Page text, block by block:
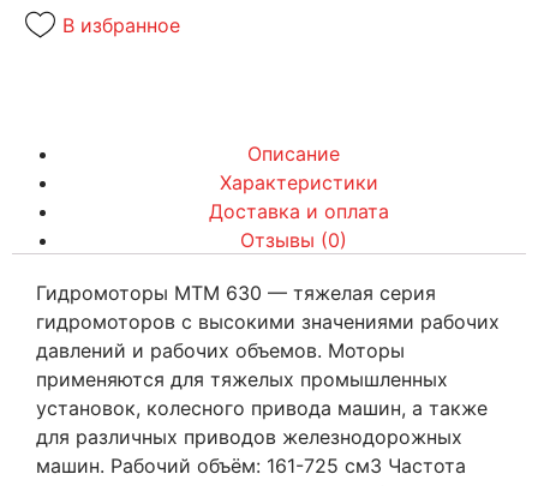
В избранное
Описание
Характеристики
Доставка и оплата
Отзывы (0)
Гидромоторы MTM 630 — тяжелая серия
гидромоторов с высокими значениями рабочих
давлений и рабочих объемов. Моторы
применяются для тяжелых промышленных
установок, колесного привода машин, а также
для различных приводов железнодорожных
машин. Рабочий объём: 161-725 см3 Частота